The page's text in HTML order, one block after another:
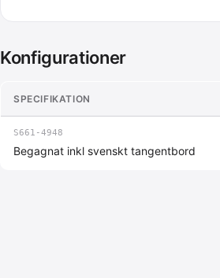
Konfigurationer
SPECIFIKATION
S661-4948
Begagnat inkl svenskt tangentbord